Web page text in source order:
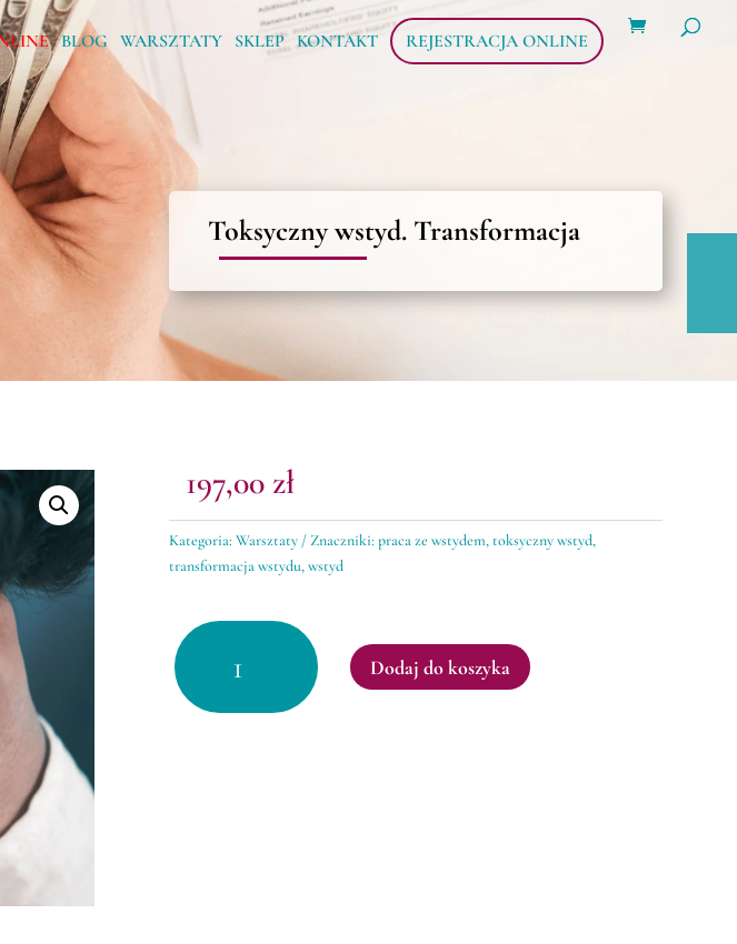
BLOG WARSZTATY SKLEP KONTAKT REJESTRACJA ONLINE
Wyszukiwarka
produktów
Toksyczny wstyd. Transformacja
197,00 zł
Kategoria: Warsztaty Znaczniki: praca ze wstydem,toksyczny wstyd,
transformacja wstydu,wstyd
ilość
Toksyczny
wstyd.
Transformacja
Dodaj do koszyka